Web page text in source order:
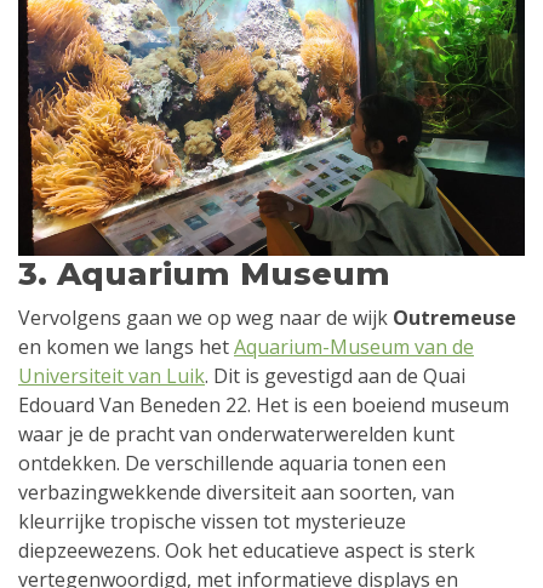
3. Aquarium Museum
Vervolgens gaan we op weg naar de wijk Outremeuse
en komen we langs hetAquarium-Museum van de
Universiteit van Luik. Dit is gevestigd aan de Quai
Edouard Van Beneden 22. Het is een boeiend museum
waar je de pracht van onderwaterwerelden kunt
ontdekken. De verschillende aquaria tonen een
verbazingwekkende diversiteit aan soorten, van
kleurrijke tropische vissen tot mysterieuze
diepzeewezens. Ook het educatieve aspect is sterk
vertegenwoordigd, met informatieve displays en